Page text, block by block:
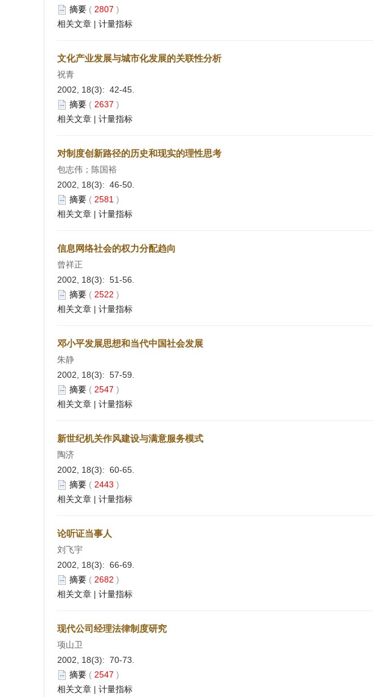
摘要 ( 2807 )
相关文章 | 计量指标
文化产业发展与城市化发展的关联性分析
祝青
2002, 18(3): 42-45.
摘要 ( 2637 )
相关文章 | 计量指标
对制度创新路径的历史和现实的理性思考
包志伟；陈国裕
2002, 18(3): 46-50.
摘要 ( 2581 )
相关文章 | 计量指标
信息网络社会的权力分配趋向
曾祥正
2002, 18(3): 51-56.
摘要 ( 2522 )
相关文章 | 计量指标
邓小平发展思想和当代中国社会发展
朱静
2002, 18(3): 57-59.
摘要 ( 2547 )
相关文章 | 计量指标
新世纪机关作风建设与满意服务模式
陶济
2002, 18(3): 60-65.
摘要 ( 2443 )
相关文章 | 计量指标
论听证当事人
刘飞宇
2002, 18(3): 66-69.
摘要 ( 2682 )
相关文章 | 计量指标
现代公司经理法律制度研究
项山卫
2002, 18(3): 70-73.
摘要 ( 2547 )
相关文章 | 计量指标